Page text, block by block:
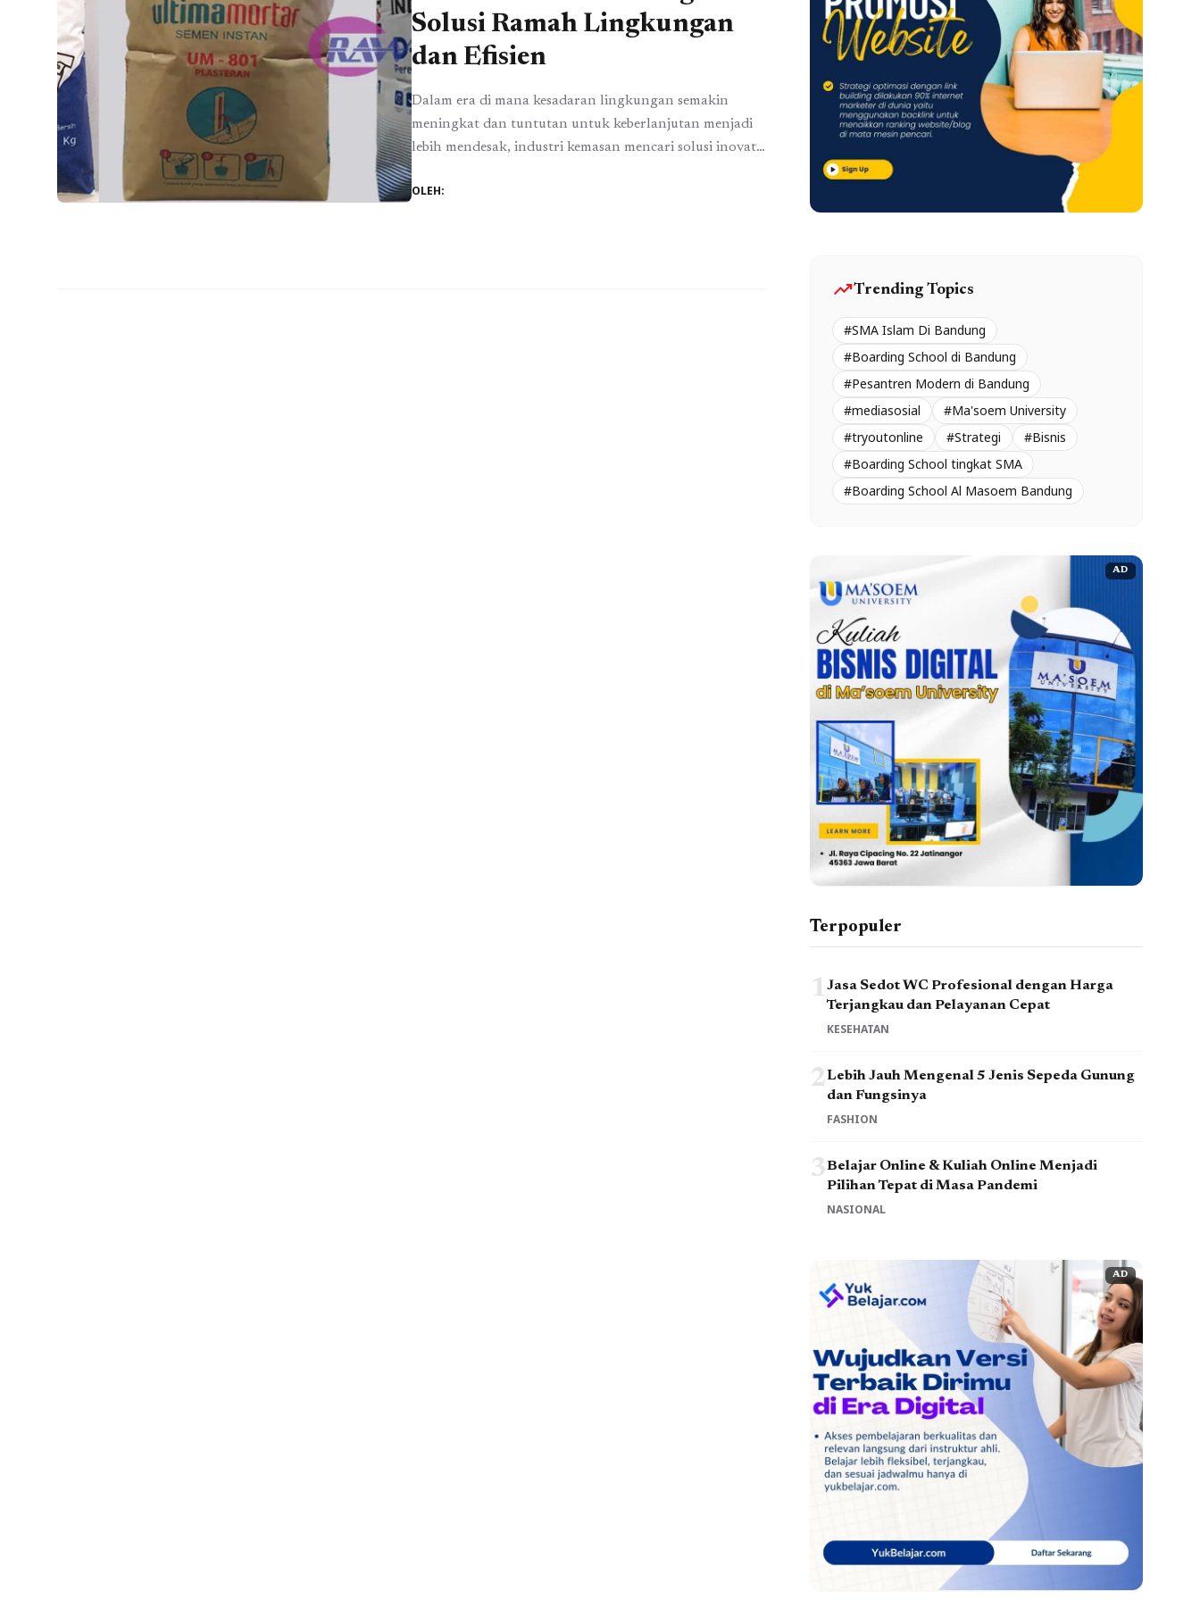
Solusi Ramah Lingkungan
dan Efisien
Dalam era di mana kesadaran lingkungan semakin
meningkat dan tuntutan untuk keberlanjutan menjadi
lebih mendesak, industri kemasan mencari solusi inovatif
Salah satu inovasi yang menonjol adalah penggunaan
OLEH:
trending_upTrending Topics
#SMA Islam Di Bandung
#Boarding School di Bandung
#Pesantren Modern di Bandung
#mediasosial
#Ma'soem University
#tryoutonline
#Strategi
#Bisnis
#Boarding School tingkat SMA
#Boarding School Al Masoem Bandung
AD
Terpopuler
1Jasa Sedot WC Profesional dengan Harga
Terjangkau dan Pelayanan Cepat
KESEHATAN
2Lebih Jauh Mengenal 5 Jenis Sepeda Gunung
dan Fungsinya
FASHION
3Belajar Online & Kuliah Online Menjadi
Pilihan Tepat di Masa Pandemi
NASIONAL
AD